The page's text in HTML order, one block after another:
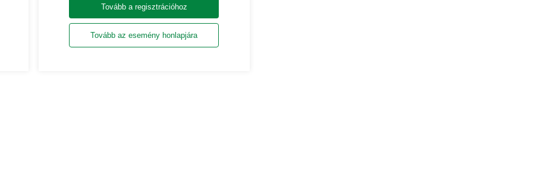
Tovább a regisztrációhoz
Tovább az esemény honlapjára